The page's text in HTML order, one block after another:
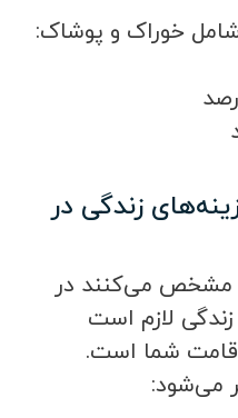
خوراک و پوشاک:
زندگی در
مشخص می‌کنند در
لازم است
شما است.
می‌شود: